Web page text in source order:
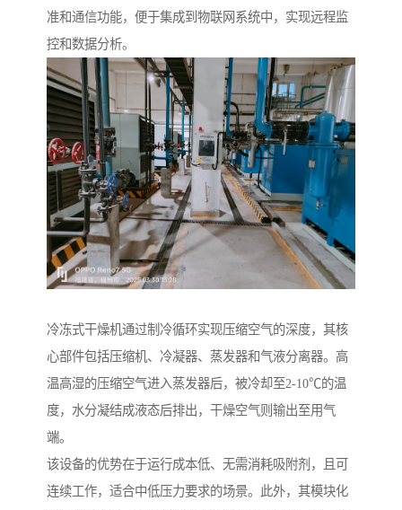
准和通信功能，便于集成到物联网系统中，实现远程监
控和数据分析。
冷冻式干燥机通过制冷循环实现压缩空气的深度，其核
心部件包括压缩机、冷凝器、蒸发器和气液分离器。高
温高湿的压缩空气进入蒸发器后，被冷却至2-10℃的温
度，水分凝结成液态后排出，干燥空气则输出至用气
端。
该设备的优势在于运行成本低、无需消耗吸附剂，且可
连续工作，适合中低压力要求的场景。此外，其模块化